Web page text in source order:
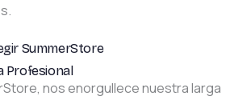
SummerStore
Profesional
nos enorgullece nuestra larga